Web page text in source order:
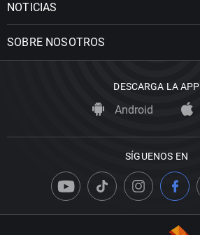
NOTICIAS
SOBRE NOSOTROS
DESCARGA LA APP
Android
SÍGUENOS EN